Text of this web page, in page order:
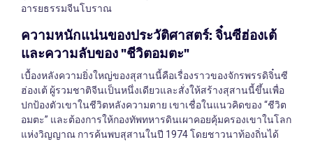
อารยธรรมจีนโบราณ
ความหนักแน่นของประวัติศาสตร์: จิ๋นซีฮ่องเต้
และความลับของ "ชีวิตอมตะ"
เบื้องหลังความยิ่งใหญ่ของสุสานนี้คือเรื่องราวของจักรพรรดิจิ๋นซี
ฮ่องเต้ ผู้รวมชาติจีนเป็นหนึ่งเดียวและสั่งให้สร้างสุสานนี้ขึ้นเพื่อ
ปกป้องตัวเขาในชีวิตหลังความตาย เขาเชื่อในแนวคิดของ “ชีวิต
อมตะ” และต้องการให้กองทัพทหารดินเผาคอยคุ้มครองเขาในโลก
แห่งวิญญาณ การค้นพบสุสานในปี 1974 โดยชาวนาท้องถิ่นได้